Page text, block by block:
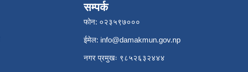
सम्पर्क
फोन: ०२३५९७०००
ईमेल: info@damakmun.gov.np
नगर प्रमुखः ९८५२६३२४४४